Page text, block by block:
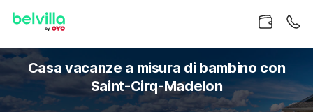
Casa vacanze a misura di bambino con
Saint-Cirq-Madelon